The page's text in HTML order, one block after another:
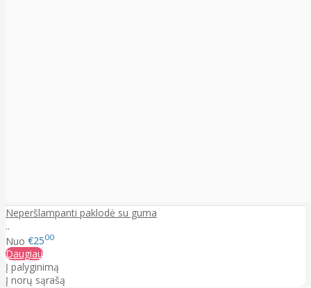
Neperšlampanti paklodė su guma
..
Nuo €2500
Daugiau
Į palyginimą
Į norų sąrašą